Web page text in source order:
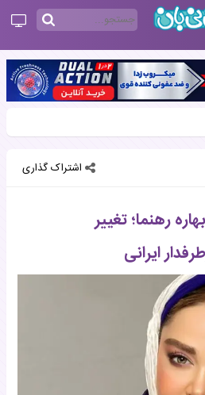
اشتراک گذاری
رهنما؛ تغییر
ایرانی